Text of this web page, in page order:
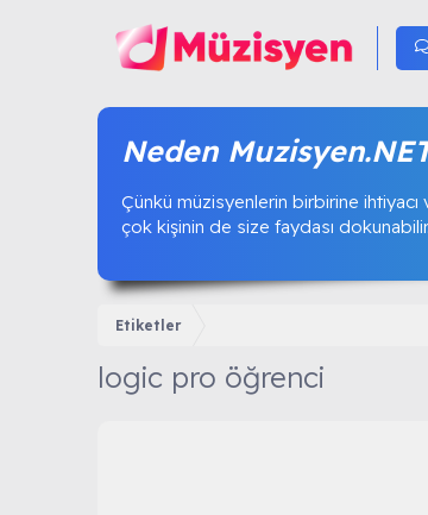
Neden
Çünkü müzisyenlerin birbirine ihtiyacı
çok kişinin de size faydası
Etiketler
logic pro öğrenci